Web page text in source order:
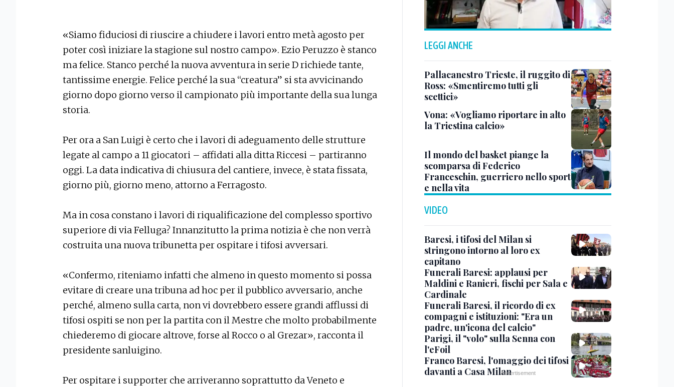
«Siamo fiduciosi di riuscire a chiudere i lavori entro metà agosto per
poter così iniziare la stagione sul nostro campo». Ezio Peruzzo è stanco
ma felice. Stanco perché la nuova avventura in serie D richiede tante,
tantissime energie. Felice perché la sua “creatura” si sta avvicinando
giorno dopo giorno verso il campionato più importante della sua lunga
storia.
Per ora a San Luigi è certo che i lavori di adeguamento delle strutture
legate al campo a 11 giocatori – affidati alla ditta Riccesi – partiranno
oggi. La data indicativa di chiusura del cantiere, invece, è stata fissata,
giorno più, giorno meno, attorno a Ferragosto.
Ma in cosa constano i lavori di riqualificazione del complesso sportivo
superiore di via Felluga? Innanzitutto la prima notizia è che non verrà
costruita una nuova tribunetta per ospitare i tifosi avversari.
«Confermo, riteniamo infatti che almeno in questo momento si possa
evitare di creare una tribuna ad hoc per il pubblico avversario, anche
perché, almeno sulla carta, non vi dovrebbero essere grandi afflussi di
tifosi ospiti se non per la partita con il Mestre che molto probabilmente
chiederemo di giocare altrove, forse al Rocco o al Grezar», racconta il
presidente sanluigino.
Per ospitare i supporter che arriveranno soprattutto da Veneto e
LEGGI ANCHE
Pallacanestro Trieste, il ruggito di
Ross: «Smentiremo tutti gli
scettici»
Vona: «Vogliamo riportare in alto
la Triestina calcio»
Il mondo del basket piange la
scomparsa di Federico
Franceschin, guerriero nello sport
e nella vita
VIDEO
Baresi, i tifosi del Milan si
stringono intorno al loro ex
capitano
Funerali Baresi: applausi per
Maldini e Ranieri, fischi per Sala e
Cardinale
Funerali Baresi, il ricordo di ex
compagni e istituzioni: "Era un
padre, un'icona del calcio"
Parigi, il "volo" sulla Senna con
l'eFoil
Franco Baresi, l'omaggio dei tifosi
davanti a Casa Milan